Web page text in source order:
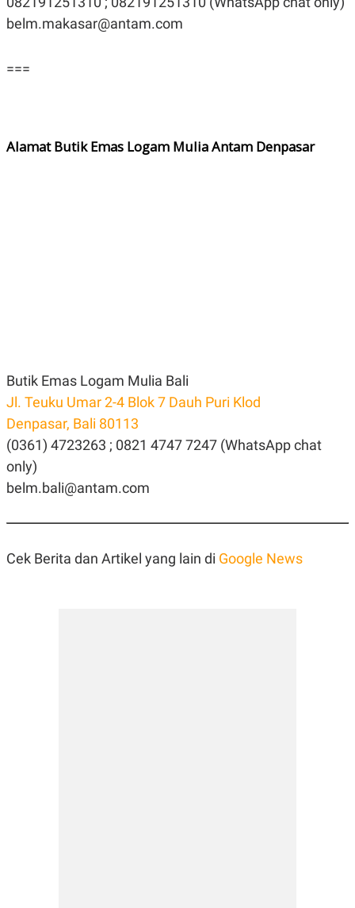
belm.makasar@antam.com
===
Alamat Butik Emas Logam Mulia Antam Denpasar
Butik Emas Logam Mulia Bali
Jl. Teuku Umar 2-4 Blok 7 Dauh Puri Klod
Denpasar, Bali 80113
(0361) 4723263 ; 0821 4747 7247 (WhatsApp chat
only)
belm.bali@antam.com
Cek Berita dan Artikel yang lain di Google News